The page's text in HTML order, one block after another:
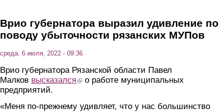
Врио губернатора выразил удивление по
поводу убыточности рязанских МУПов
среда, 6 июля, 2022 - 09:36
Врио губернатора Рязанской области Павел
Малков высказался (link is external)
о работе муниципальных
предприятий.
«Меня по-прежнему удивляет, что у нас большинство